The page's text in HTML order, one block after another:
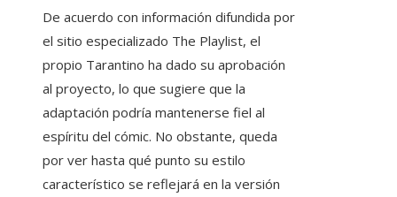
De acuerdo con información difundida por
el sitio especializado The Playlist, el
propio Tarantino ha dado su aprobación
al proyecto, lo que sugiere que la
adaptación podría mantenerse fiel al
espíritu del cómic. No obstante, queda
por ver hasta qué punto su estilo
característico se reflejará en la versión